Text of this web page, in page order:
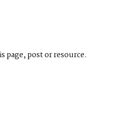
page, post or resource.